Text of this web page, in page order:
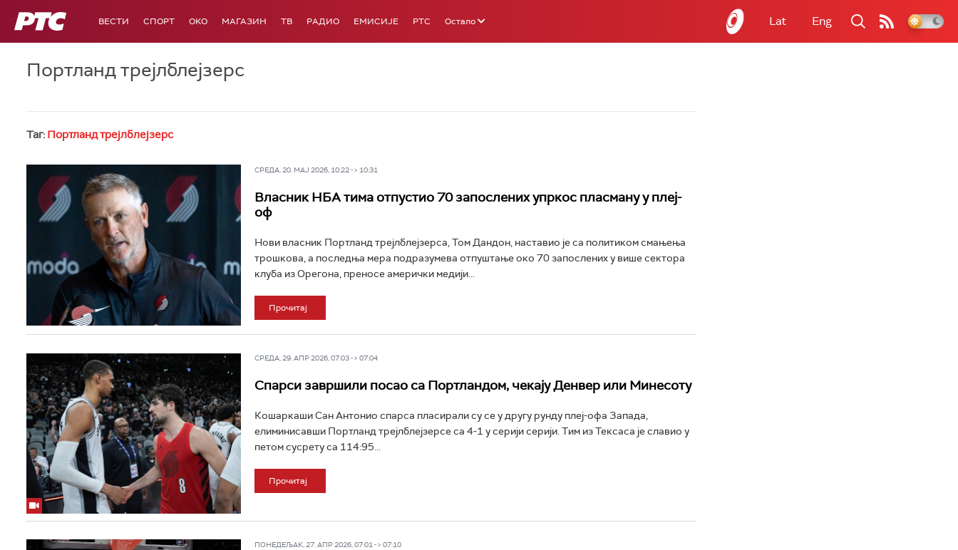
РТС ВЕСТИ СПОРТ OKO МАГАЗИН ТВ РАДИО ЕМИСИЈЕ РТС Остало Lat Eng
Портланд трејлблејзерс
Таг: Портланд трејлблејзерс
СРЕДА, 20. МАЈ 2026, 10:22 -> 10:31
Власник НБА тима отпустио 70 запослених упркос пласману у плеј-
оф
Нови власник Портланд трејлблејзерса, Том Дандон, наставио је са политиком смањења
трошкова, а последња мера подразумева отпуштање око 70 запослених у више сектора
клуба из Орегона, преносе амерички медији...
Прочитај
СРЕДА, 29. АПР 2026, 07:03 -> 07:04
Спарси завршили посао са Портландом, чекају Денвер или Минесоту
Кошаркаши Сан Антонио спарса пласирали су се у другу рунду плеј-офа Запада,
елиминисавши Портланд трејлблејзерсе са 4-1 у серији серији. Тим из Тексаса је славио у
петом сусрету са 114:95...
Прочитај
ПОНЕДЕЉАК, 27. АПР 2026, 07:01 -> 07:10